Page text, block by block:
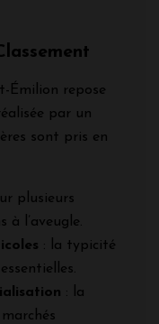
Émilion repose
par un
sont pris en
plusieurs
à l’aveugle.
: la typicité
: la